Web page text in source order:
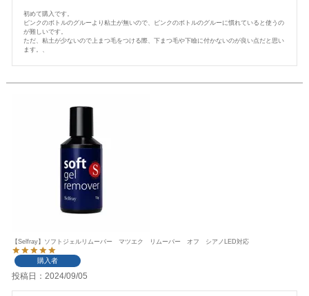
初めて購入です。
ピンクのボトルのグルーより粘土が無いので、ピンクのボトルのグルーに慣れていると使うの
が難しいです。
ただ、粘土が少ないので上まつ毛をつける際、下まつ毛や下瞼に付かないのが良い点だと思い
ます。、
【Selfray】ソフトジェルリムーバー マツエク リムーバー オフ シアノLED対応
購入者
投稿日 2024/09/05